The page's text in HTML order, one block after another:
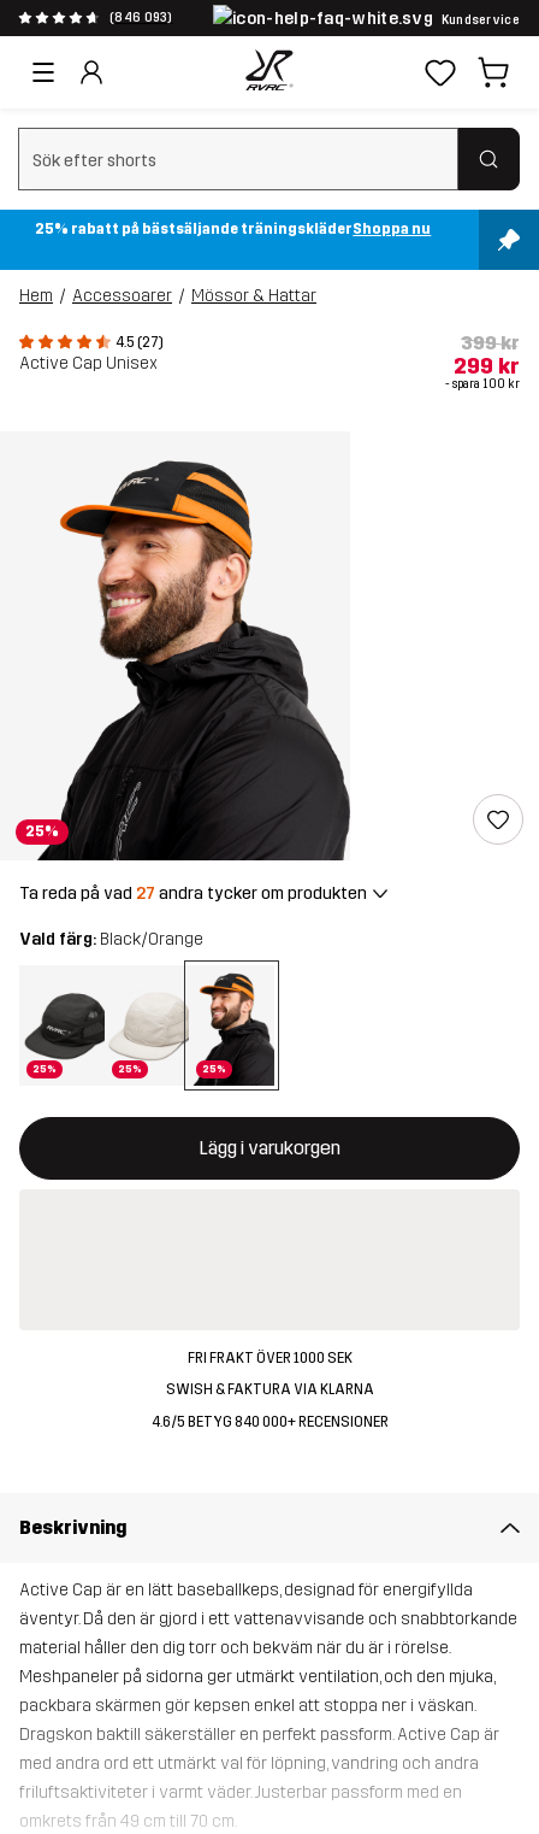
(846 093) Kundservice
Rensa sök
25% rabatt på bästsäljande träningskläderShoppa nu
Hem Accessoarer Mössor & Hattar
4.5 (27)
Active Cap Unisex
399 kr
299 kr
- spara 100 kr
25%
Ta reda på vad 27 andra tycker om produkten
Vald färg: Black/Orange
25% 25% 25%
Lägg i varukorgen
Denna knapp kommer att öppna en modal som bekräftar en ny
{{size}} inte tillgänglig
FRI FRAKT ÖVER 1000 SEK
SWISH & FAKTURA VIA KLARNA
4.6/5 BETYG 840 000+ RECENSIONER
Beskrivning
Active Cap är en lätt baseballkeps, designad för energifyllda
äventyr. Då den är gjord i ett vattenavvisande och snabbtorkande
material håller den dig torr och bekväm när du är i rörelse.
Meshpaneler på sidorna ger utmärkt ventilation, och den mjuka,
packbara skärmen gör kepsen enkel att stoppa ner i väskan.
Dragskon baktill säkerställer en perfekt passform. Active Cap är
med andra ord ett utmärkt val för löpning, vandring och andra
friluftsaktiviteter i varmt väder. Justerbar passform med en
omkrets från 49 cm till 70 cm.